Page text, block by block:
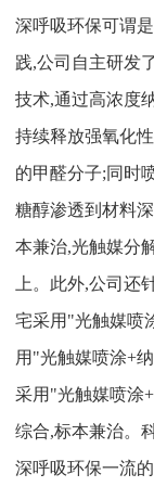
深呼吸环保可谓
践,公司自主研发
技术,通过高浓度
持续释放强氧化
的甲醛分子;同时
糖醇渗透到材料
本兼治,光触媒分
上。此外,公司还
宅采用"光触媒喷
用"光触媒喷涂+
采用"光触媒喷涂
综合,标本兼治。
深呼吸环保一流的